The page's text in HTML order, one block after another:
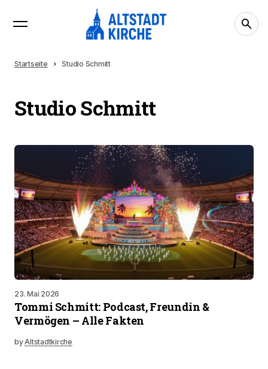
Startseite Studio Schmitt
Studio Schmitt
23. Mai 2026
Tommi Schmitt: Podcast, Freundin &
Vermögen – Alle Fakten
byAltstadtkirche